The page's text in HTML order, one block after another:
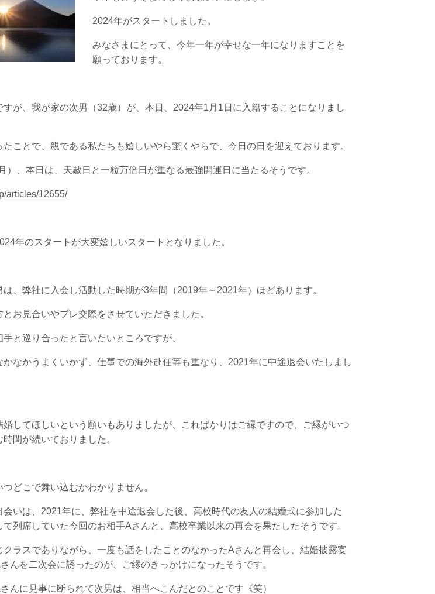
2024年がスタートしました。
みなさまにとって、今年一年が幸せな一年になりますことを
願っております。
すが、我が家の次男（32歳）が、本日、2024年1月1日に入籍することになりまし
ことで、親である私たちも嬉しいやら驚くやらで、今日の日を迎えております。
）、本日は、 天赦日と一粒万倍日 が重なる最強開運日に当たるそうです。
articles/12655/
年のスタートが大変嬉しいスタートとなりました。
、弊社に入会し活動した時期が3年間（2019年～2021年）ほどあります。
お見合いやプレ交際をさせていただきました。
と巡り合ったと言いたいところですが、
なかうまくいかず、仕事での海外赴任等も重なり、2021年に中途退会いたしまし
婚してほしいという願いもありましたが、こればかりはご縁ですので、ご縁がいつ
間が続いておりました。
どこで舞い込むかわかりません。
会いは、2021年に、弊社を中途退会した後、高校時代の友人の結婚式に参加した
て列席していた今回のお相手Aさんと、高校卒業以来の再会を果たしたそうです。
ラスでありながら、一度も話をしたことのなかったAさんと再会し、結婚披露宴
んを二次会に誘ったのが、ご縁のきっかけになったそうです。
んに見事に断られて次男は、相当へこんだとのことです《笑）